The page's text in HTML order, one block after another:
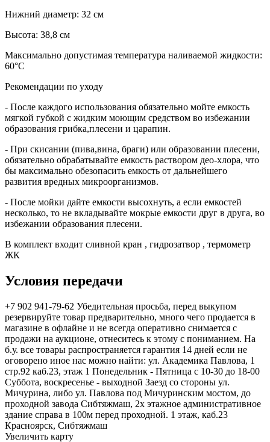
Нижний диаметр: 32 см
Высота: 38,8 см
Максимально допустимая температура наливаемой жидкости:
60°С
Рекомендации по уходу
- После каждого использования обязательно мойте емкость
мягкой губкой с жидким моющим средством во избежании
образования грибка,плесени и царапин.
- При скисании (пива,вина, браги) или образовании плесени,
обязательно обрабатывайте емкость раствором део-хлора, что
бы максимально обезопасить емкость от дальнейшего
развития вредных микроорганизмов.
- После мойки дайте емкости высохнуть, а если емкостей
несколько, то не вкладывайте мокрые емкости друг в друга, во
избежании образования плесени.
В комплект входит сливной кран , гидрозатвор , термометр
ЖК
Условия передачи
+7 902 941-79-62 Убедительная просьба, перед выкупом
резервируйте товар предварительно, много чего продается в
магазине в офлайне и не всегда оперативно снимается с
продажи на аукционе, отнеситесь к этому с пониманием. На
б.у. все товары распространяется гарантия 14 дней если не
оговорено иное нас можно найти: ул. Академика Павлова, 1
стр.92 каб.23, этаж 1 Понедельник - Пятница с 10-30 до 18-00
Суббота, воскресенье - выходной Заезд со стороны ул.
Мичурина, либо ул. Павлова под Мичуринским мостом, до
проходной завода Сибтяжмаш, 2х этажное административное
здание справа в 100м перед проходной. 1 этаж, каб.23
Красноярск, Сибтяжмаш
Увеличить карту